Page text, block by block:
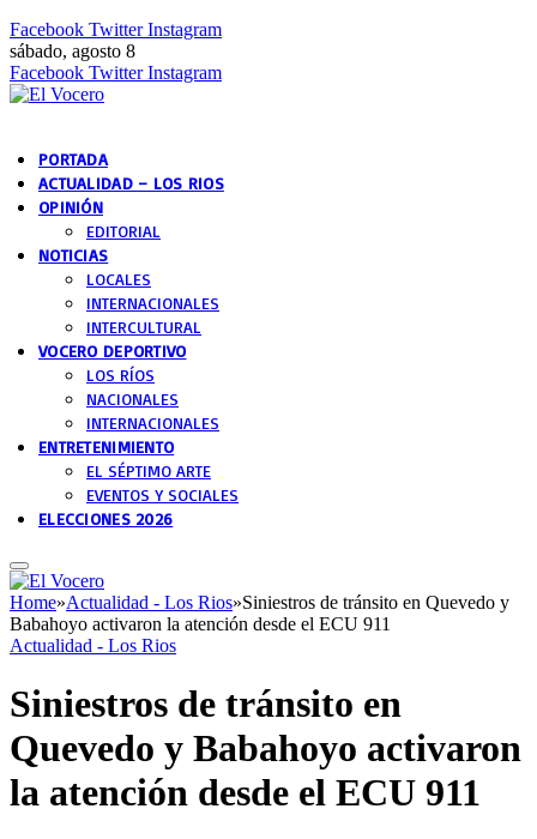
Facebook Twitter Instagram
sábado, agosto 8
Facebook Twitter Instagram
PORTADA
ACTUALIDAD – LOS RIOS
OPINIÓN
EDITORIAL
NOTICIAS
LOCALES
INTERNACIONALES
INTERCULTURAL
VOCERO DEPORTIVO
LOS RÍOS
NACIONALES
INTERNACIONALES
ENTRETENIMIENTO
EL SÉPTIMO ARTE
EVENTOS Y SOCIALES
ELECCIONES 2026
Home»Actualidad - Los Rios»Siniestros de tránsito en Quevedo y
Babahoyo activaron la atención desde el ECU 911
Actualidad - Los Rios
Siniestros de tránsito en
Quevedo y Babahoyo activaron
la atención desde el ECU 911